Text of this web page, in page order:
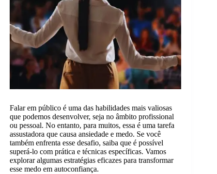
Falar em público é uma das habilidades mais valiosas
que podemos desenvolver, seja no âmbito profissional
ou pessoal. No entanto, para muitos, essa é uma tarefa
assustadora que causa ansiedade e medo. Se você
também enfrenta esse desafio, saiba que é possível
superá-lo com prática e técnicas específicas. Vamos
explorar algumas estratégias eficazes para transformar
esse medo em autoconfiança.